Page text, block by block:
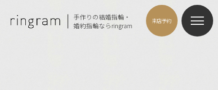
手作りの結婚指輪・
婚約指輪ならringram
来店予約